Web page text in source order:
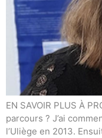
EN SAVOIR PLUS À
parcours ? J’ai
l’Uliège en 2013.